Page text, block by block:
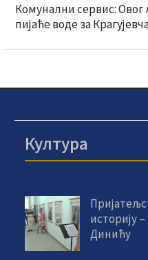
Комунални сервис:
пијаће воде за
Култура
историју
Динићу